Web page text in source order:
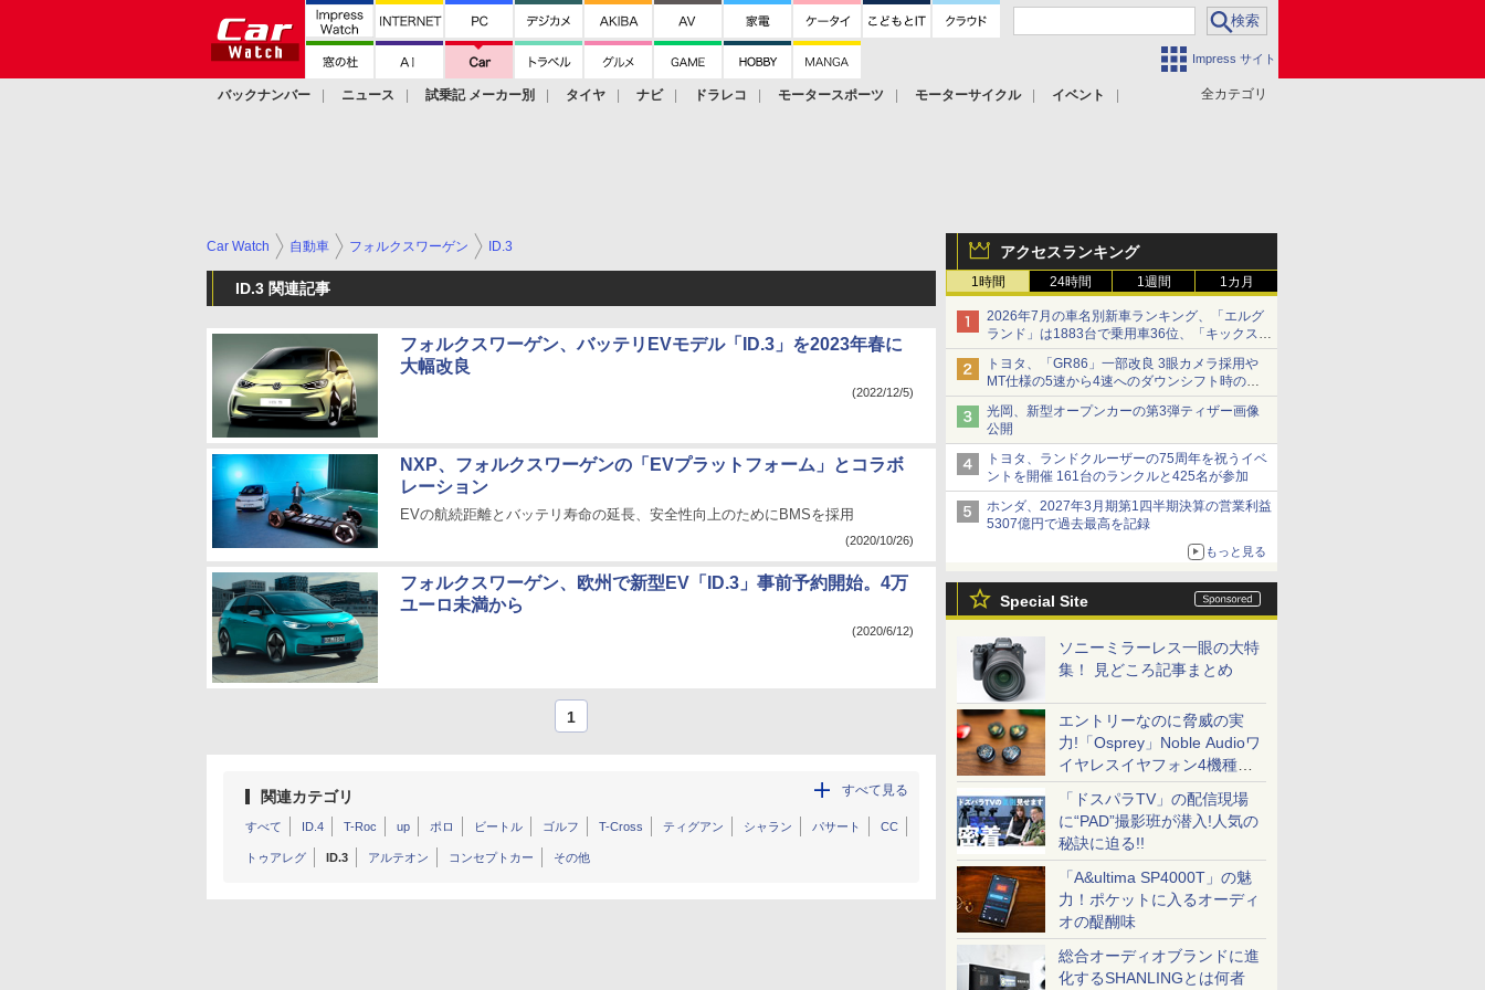
Impress サイト
全カテゴリ
バックナンバー ニュース 試乗記 メーカー別 タイヤ ナビ ドラレコ モータースポーツ モーターサイクル
イベント
アクセスランキング
1時間 24時間 1週間 1カ月
2026年7月の車名別新車ランキング、「エルグ
ランド」は1883台で乗用車36位、「キックス」
は2591台で27位に
トヨタ、「GR86」一部改良 3眼カメラ採用や
MT仕様の5速から4速へのダウンシフト時の操
作性向上など
光岡、新型オープンカーの第3弾ティザー画像
公開
トヨタ、ランドクルーザーの75周年を祝うイベ
ントを開催 161台のランクルと425名が参加
ホンダ、2027年3月期第1四半期決算の営業利益
5307億円で過去最高を記録
もっと見る
Special Site
ソニーミラーレス一眼の大特
集！ 見どころ記事まとめ
エントリーなのに脅威の実
力!「Osprey」Noble Audioワ
イヤレスイヤフォン4機種を
一気に聴く
「ドスパラTV」の配信現場
に“PAD”撮影班が潜入!人気の
秘訣に迫る!!
「A&ultima SP4000T」の魅
力！ポケットに入るオーディ
オの醍醐味
総合オーディオブランドに進
化するSHANLINGとは何者
Car Watch 自動車 フォルクスワーゲン ID.3
ID.3 関連記事
フォルクスワーゲン、バッテリEVモデル「ID.3」を2023年春に
大幅改良
(2022/12/5)
NXP、フォルクスワーゲンの「EVプラットフォーム」とコラボ
レーション
EVの航続距離とバッテリ寿命の延長、安全性向上のためにBMSを採用
(2020/10/26)
フォルクスワーゲン、欧州で新型EV「ID.3」事前予約開始。4万
ユーロ未満から
(2020/6/12)
1
関連カテゴリ すべて見る
すべて ID.4 T-Roc up ポロ ビートル ゴルフ T-Cross ティグアン シャラン パサート CC
トゥアレグ ID.3 アルテオン コンセプトカー その他